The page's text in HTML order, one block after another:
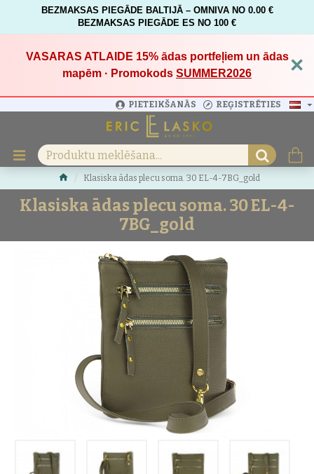
BEZMAKSAS PIEGĀDE BALTIJĀ – OMNIVA NO 0.00 €
BEZMAKSAS PIEGĀDE ES NO 100 €
VASARAS ATLAIDE 15%ādas portfeļiem un ādas
mapēm · Promokods SUMMER2026 ×
PIETEIKŠANĀS REĢISTRĒTIES
Klasiska ādas plecu soma. 30 EL-4-7BG_gold
Klasiska ādas plecu soma. 30 EL-4-
7BG_gold